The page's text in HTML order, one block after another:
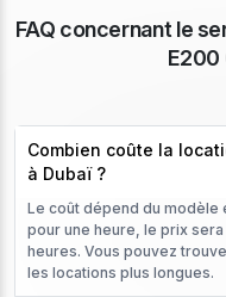
FAQ concernant le
E200
Combien coûte la
à Dubaï ?
Le coût dépend du modèle
pour une heure, le prix
heures. Vous pouvez
les locations plus longues.